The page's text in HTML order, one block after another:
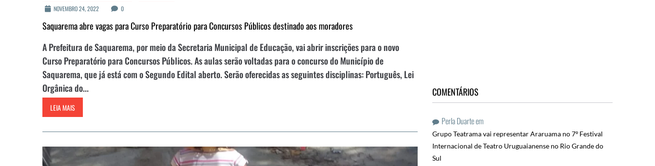
NOVEMBRO 24, 2022
0
Saquarema abre vagas para Curso Preparatório para Concursos Públicos destinado aos moradores
A Prefeitura de Saquarema, por meio da Secretaria Municipal de Educação, vai abrir inscrições para o novo
Curso Preparatório para Concursos Públicos. As aulas serão voltadas para o concurso do Município de
Saquarema, que já está com o Segundo Edital aberto. Serão oferecidas as seguintes disciplinas: Português, Lei
Orgânica do...
LEIA MAIS
COMENTÁRIOS
Perla Duarteem
Grupo Teatrama vai representar Araruama no 7º Festival
Internacional de Teatro Uruguaianense no Rio Grande do
Sul